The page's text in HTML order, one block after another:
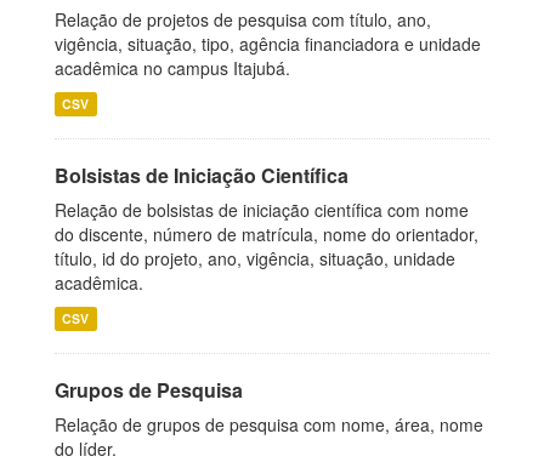
Relação de projetos de pesquisa com título, ano,
vigência, situação, tipo, agência financiadora e unidade
acadêmica no campus Itajubá.
CSV
Bolsistas de Iniciação Científica
Relação de bolsistas de iniciação científica com nome
do discente, número de matrícula, nome do orientador,
título, id do projeto, ano, vigência, situação, unidade
acadêmica.
CSV
Grupos de Pesquisa
Relação de grupos de pesquisa com nome, área, nome
do líder.